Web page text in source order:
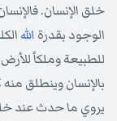
خلق الإنسان.
الوجود بقدرة الله
بالإنسان وينطلق
يروي ما حدث عند